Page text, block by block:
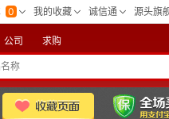
公司 求购